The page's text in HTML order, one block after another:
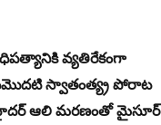
వ్యతిరేకంగా
స్వాతంత్య్ర పోరాట
హైదర్‌ ఆలి మరణంతో మైసూర్‌